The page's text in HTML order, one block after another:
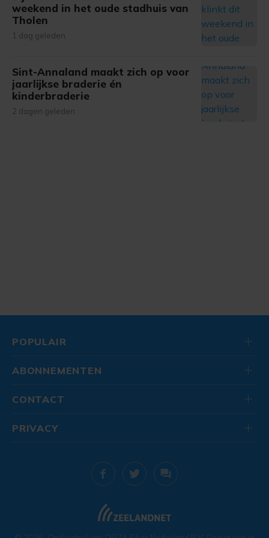
gemaakte keuze altijd wijzigen of intrekken.
weekend in het oude stadhuis van
Tholen
1 dag geleden
Sint-Annaland maakt zich op voor
jaarlijkse braderie én
kinderbraderie
2 dagen geleden
POPULAIR
ABONNEMENTEN
CONTACT
PRIVACY